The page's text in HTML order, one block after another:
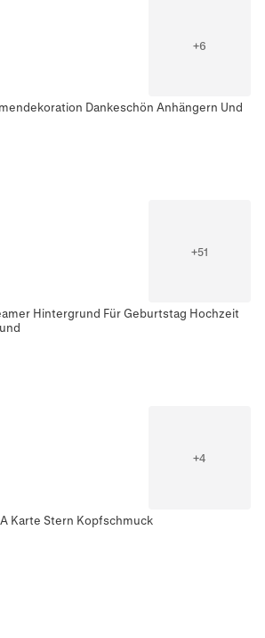
+6
Dankeschön Anhängern Und
+51
Hintergrund Für Geburtstag Hochzeit
+4
Karte Stern Kopfschmuck